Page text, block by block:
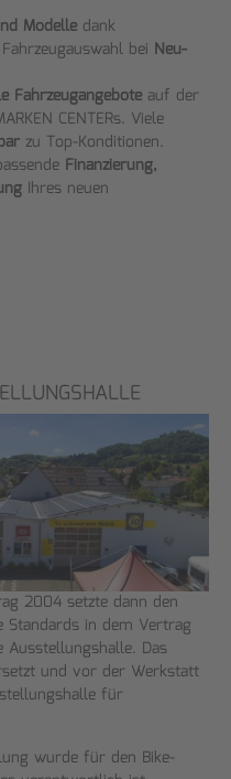
Modelle dank
bei Neu-
Fahrzeugangebote auf der
CENTERs. Viele
zu Top-Konditionen.
Finanzierung,
Ihres neuen
2004 setzte dann den
Standards in dem Vertrag
Das
und vor der Werkstatt
für
wurde für den Bike-